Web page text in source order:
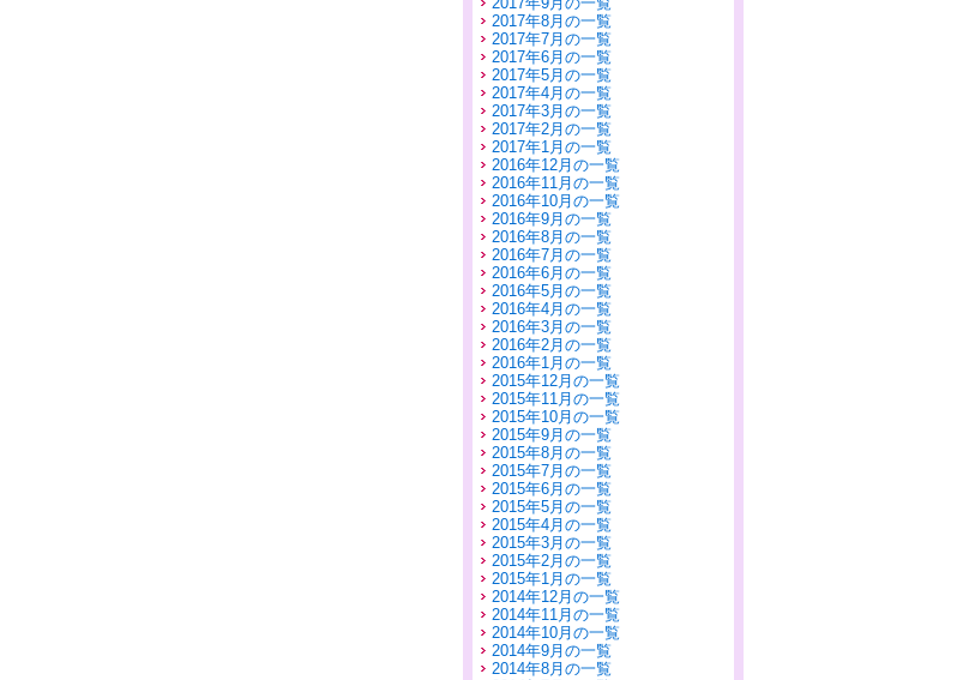
2017年8月の一覧
2017年7月の一覧
2017年6月の一覧
2017年5月の一覧
2017年4月の一覧
2017年3月の一覧
2017年2月の一覧
2017年1月の一覧
2016年12月の一覧
2016年11月の一覧
2016年10月の一覧
2016年9月の一覧
2016年8月の一覧
2016年7月の一覧
2016年6月の一覧
2016年5月の一覧
2016年4月の一覧
2016年3月の一覧
2016年2月の一覧
2016年1月の一覧
2015年12月の一覧
2015年11月の一覧
2015年10月の一覧
2015年9月の一覧
2015年8月の一覧
2015年7月の一覧
2015年6月の一覧
2015年5月の一覧
2015年4月の一覧
2015年3月の一覧
2015年2月の一覧
2015年1月の一覧
2014年12月の一覧
2014年11月の一覧
2014年10月の一覧
2014年9月の一覧
2014年8月の一覧